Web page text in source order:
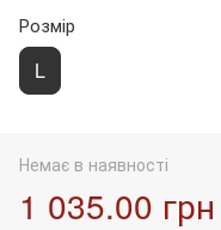
Розмір
L
Немає в наявності
1 035.00 грн